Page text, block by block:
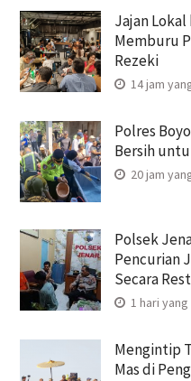
Jajan Lokal
Memburu
Rezeki
14 jam
Polres
Bersih
20 jam
Polsek
Pencurian
Secara
1 hari yang
Mengintip
Mas di